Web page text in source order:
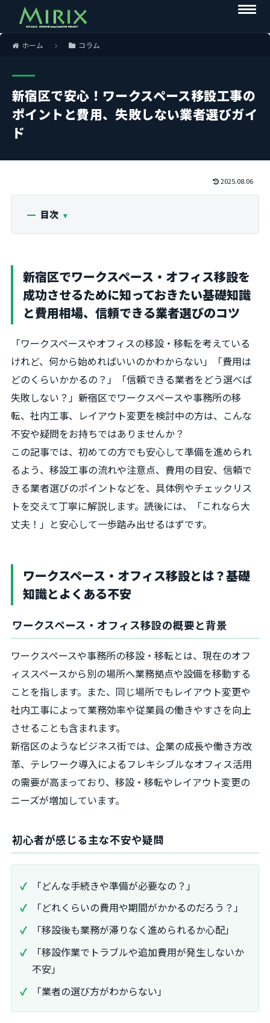
ホーム コラム
新宿区で安心！ワークスペース移設工事の
ポイントと費用、失敗しない業者選びガイ
ド
2025.08.06
目次
新宿区でワークスペース・オフィス移設を
成功させるために知っておきたい基礎知識
と費用相場、信頼できる業者選びのコツ
「ワークスペースやオフィスの移設・移転を考えている
けれど、何から始めればいいのかわからない」「費用は
どのくらいかかるの？」「信頼できる業者をどう選べば
失敗しない？」――新宿区でワークスペースや事務所の移
転、社内工事、レイアウト変更を検討中の方は、こんな
不安や疑問をお持ちではありませんか？
この記事では、初めての方でも安心して準備を進められ
るよう、移設工事の流れや注意点、費用の目安、信頼で
きる業者選びのポイントなどを、具体例やチェックリス
トを交えて丁寧に解説します。読後には、「これなら大
丈夫！」と安心して一歩踏み出せるはずです。
ワークスペース・オフィス移設とは？基礎
知識とよくある不安
ワークスペース・オフィス移設の概要と背景
ワークスペースや事務所の移設・移転とは、現在のオフ
ィススペースから別の場所へ業務拠点や設備を移動する
ことを指します。また、同じ場所でもレイアウト変更や
社内工事によって業務効率や従業員の働きやすさを向上
させることも含まれます。
新宿区のようなビジネス街では、企業の成長や働き方改
革、テレワーク導入によるフレキシブルなオフィス活用
の需要が高まっており、移設・移転やレイアウト変更の
ニーズが増加しています。
初心者が感じる主な不安や疑問
「どんな手続きや準備が必要なの？」
「どれくらいの費用や期間がかかるのだろう？」
「移設後も業務が滞りなく進められるか心配」
「移設作業でトラブルや追加費用が発生しないか
不安」
「業者の選び方がわからない」